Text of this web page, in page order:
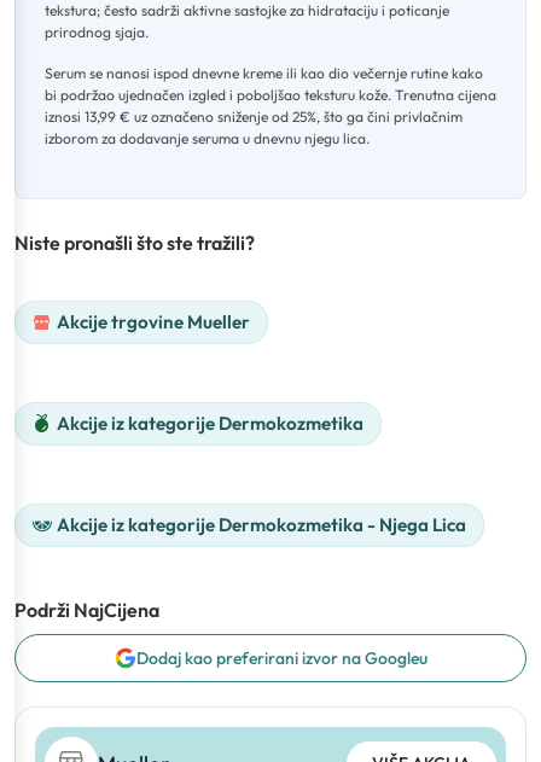
tekstura; često sadrži aktivne sastojke za hidrataciju i poticanje
prirodnog sjaja.
Serum se nanosi ispod dnevne kreme ili kao dio večernje rutine kako
bi podržao ujednačen izgled i poboljšao teksturu kože. Trenutna cijena
iznosi 13,99 € uz označeno sniženje od 25%, što ga čini privlačnim
izborom za dodavanje seruma u dnevnu njegu lica.
Niste pronašli što ste tražili?
Akcije trgovine Mueller
Akcije iz kategorije Dermokozmetika
Akcije iz kategorije Dermokozmetika - Njega Lica
Podrži NajCijena
Dodaj kao preferirani izvor na Googleu